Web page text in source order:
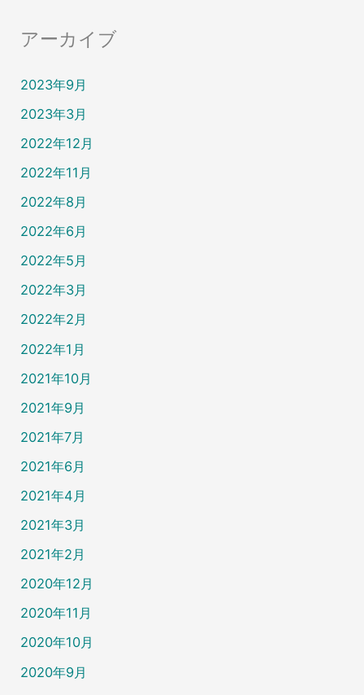
アーカイブ
2023年9月
2023年3月
2022年12月
2022年11月
2022年8月
2022年6月
2022年5月
2022年3月
2022年2月
2022年1月
2021年10月
2021年9月
2021年7月
2021年6月
2021年4月
2021年3月
2021年2月
2020年12月
2020年11月
2020年10月
2020年9月